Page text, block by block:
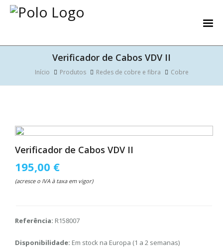
Verificador de Cabos VDV II
Início Produtos Redes de cobre e fibra Cobre
Verificador de Cabos VDV II
195,00 €
(acresce o IVA à taxa em vigor)
Referência: R158007
Disponibilidade: Em stock na Europa (1 a 2 semanas)